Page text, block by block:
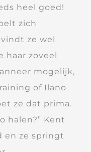
heel goed!
zich
ze wel
haar zoveel
mogelijk,
of Ilano
ze dat prima.
halen?” Kent
en ze springt